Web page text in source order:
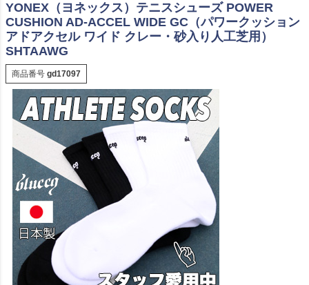
YONEX（ヨネックス）テニスシューズ POWER
CUSHION AD-ACCEL WIDE GC（パワークッション
アドアクセル ワイド クレー・砂入り人工芝用）
SHTAAWG
商品番号 gd17097